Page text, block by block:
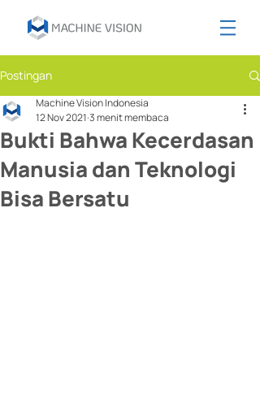
Postingan
Bukti Bahwa Kecerdasan
Manusia dan Teknologi
Bisa Bersatu
Machine Vision Indonesia
12 Nov 2021 3 menit membaca